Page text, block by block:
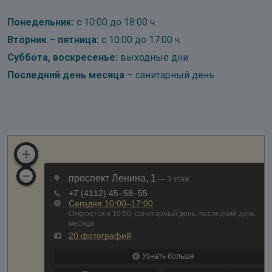
Понедельник: с 10:00 до 18:00 ч.
Вторник – пятница: с 10:00 до 17:00 ч.
Суббота, воскресенье: выходные дни
Последний день месяца – санитарный день